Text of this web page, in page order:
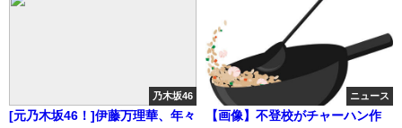
乃木坂46
[元乃木坂46！]伊藤万理華、年々
ニュース
【画像】不登校がチャーハン作